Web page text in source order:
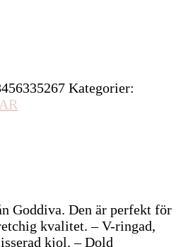
Kategorier:
Goddiva. Den är perfekt för
kvalitet. – V-ringad,
kjol. – Dold